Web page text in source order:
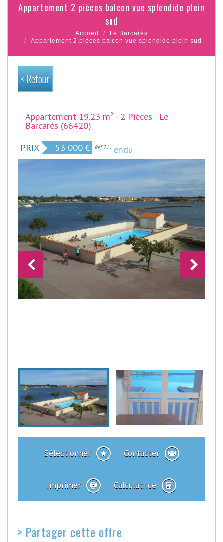
appartement 2 pièces balcon vue splendide plein
sud
Accueil
Le Barcarès
Appartement 2 pièces balcon vue splendide plein sud
< Retour
Appartement 19.23 m² - 2 Pièces - Le
Barcarès (66420)
PRIX
53 000 € Ref 211
Bien vendu
Sélectionner Contacter
Imprimer Calculatrice
> Partager cette offre